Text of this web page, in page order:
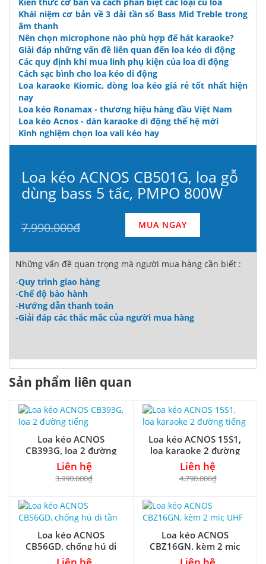
Khái niệm cơ bản về 3 dải tần số Bass Mid Treble trong
âm thanh
Nên chọn microphone nào phù hợp để hát karaoke?
Giải đáp những vấn đề liên quan đến loa kéo di động
Các quy định khi mua linh phụ kiện của loa di động
Cách sạc bình cho loa kéo di động
Loa karaoke Kiomic, dòng loa kéo giá rẻ tốt nhất hiện
nay
Loa kéo Ronamax - thương hiệu hàng đầu Việt Nam
Loa kéo Acnos - dàn karaoke di động thế hệ mới
Kinh nghiệm chọn loa vali kéo hay
Loa kéo ACNOS CB501G, loa gỗ
dùng bass 5 tấc, PMPO 800W
7.990.000đ MUA NGAY
Những vấn đề quan trọng mà người mua hàng cần biết :
-Quy trình giao hàng
-Chế độ bảo hành
-Hướng dẫn thanh toán
-Giải đáp các thắc mắc của người mua hàng
Sản phẩm liên quan
Loa kéo ACNOS
CB393G, loa 2 đường
tiếng
Liên hệ
3.990.000₫
Loa kéo ACNOS 15S1,
loa karaoke 2 đường
tiếng
Liên hệ
4.790.000₫
Loa kéo ACNOS
CB56GD, chống hú di
tần
Loa kéo ACNOS
CBZ16GN, kèm 2 mic
UHF